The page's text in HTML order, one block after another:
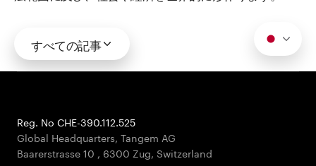
すべての記事
Reg. No CHE-390.112.525
Global Headquarters, Tangem AG
Baarerstrasse 10 , 6300 Zug, Switzerland